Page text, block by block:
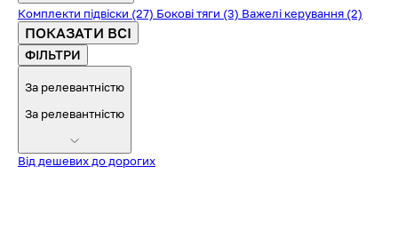
Комплекти підвіски (27) Бокові тяги (3) Важелі керування (2)
ПОКАЗАТИ ВСІ
ФІЛЬТРИ
За релевантністю
За релевантністю
Від дешевих до дорогих